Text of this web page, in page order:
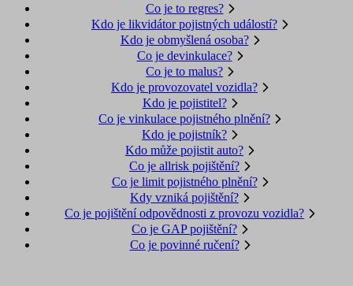
Co je to regres?
Kdo je likvidátor pojistných událostí?
Kdo je obmyšlená osoba?
Co je devinkulace?
Co je to malus?
Kdo je provozovatel vozidla?
Kdo je pojistitel?
Co je vinkulace pojistného plnění?
Kdo je pojistník?
Kdo může pojistit auto?
Co je allrisk pojištění?
Co je limit pojistného plnění?
Kdy vzniká pojištění?
Co je pojištění odpovědnosti z provozu vozidla?
Co je GAP pojištění?
Co je povinné ručení?